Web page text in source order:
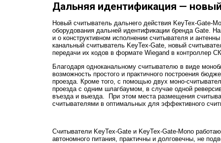
Дальняя идентификация —
Новый считыватель дальнего действия KeyTex-Gate-
оборудования дальней идентификации бренда Gate.
и о конструктивном исполнении считывателя и
канальный считыватель KeyTex-Gate, новый
передачи их кодов в формате Wiegand в контроллер
Благодаря одноканальному считывателю в виде
возможность простого и практичного построения
проезда. Кроме того, с помощью двух моно-
проезда с одним шлагбаумом, в случае одной
въезда и выезда. При этом места размещения
считывателями в оптимальных для эффективного
Считыватели KeyTex-Gate и KeyTex-Gate-Mono
автономного питания, практичны и долговечны, не